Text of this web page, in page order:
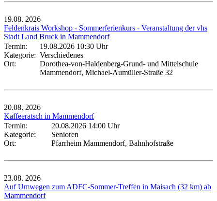
19.08. 2026
Feldenkrais Workshop - Sommerferienkurs - Veranstaltung der vhs
Stadt Land Bruck in Mammendorf
Termin:
19.08.2026 10:30 Uhr
Kategorie: Verschiedenes
Ort:
Dorothea-von-Haldenberg-Grund- und Mittelschule
Mammendorf, Michael-Aumüller-Straße 32
20.08. 2026
Kaffeeratsch in Mammendorf
Termin:
20.08.2026 14:00 Uhr
Kategorie:
Senioren
Ort:
Pfarrheim Mammendorf, Bahnhofstraße
23.08. 2026
Auf Umwegen zum ADFC-Sommer-Treffen in Maisach (32 km) ab
Mammendorf